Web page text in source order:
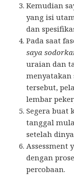
Kemudian
yang isi
dan
Pada saat
saya
uraian dan
menyatakan
tersebut,
lembar
Segera buat
tanggal
setelah
Assessment
dengan
percobaan.